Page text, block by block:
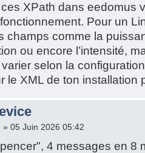
XPath dans eedomus
Pour un
champs comme la
ou encore l’intensité,
varier selon la
le XML de ton installation
» 05 Juin 2026 05:42
4 messages en 8